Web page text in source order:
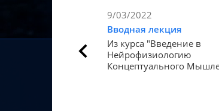
9/03/2022
Вводная лекция
Из курса "Введение в
Нейрофизиологию
Концептуального